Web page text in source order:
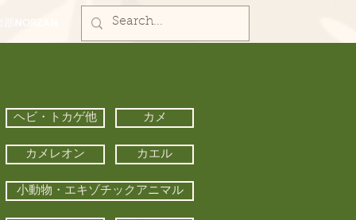
ヘビ・トカゲ他 カメ
カメレオン カエル
小動物・エキゾチックアニマル